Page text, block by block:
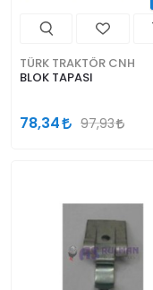
TÜRK TRAKTÖR CNH
BLOK TAPASI
78,34 97,93